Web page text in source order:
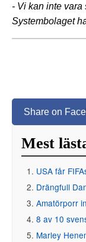
- Vi kan inte vara
Systembolaget
Share on
Mest
USA får
Drängfull
Amatörporr
8 av 10
Marley